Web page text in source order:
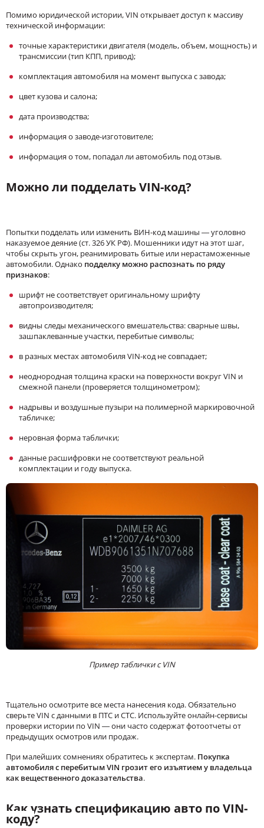
Помимо юридической истории, VIN открывает доступ к массиву
технической информации:
точные характеристики двигателя (модель, объем, мощность) и
трансмиссии (тип КПП, привод);
комплектация автомобиля на момент выпуска с завода;
цвет кузова и салона;
дата производства;
информация о заводе-изготовителе;
информация о том, попадал ли автомобиль под отзыв.
Можно ли подделать VIN-код?
Попытки подделать или изменить ВИН-код машины — уголовно
наказуемое деяние (ст. 326 УК РФ). Мошенники идут на этот шаг,
чтобы скрыть угон, реанимировать битые или нерастаможенные
автомобили. Однако подделку можно распознать по ряду
признаков:
шрифт не соответствует оригинальному шрифту
автопроизводителя;
видны следы механического вмешательства: сварные швы,
зашпаклеванные участки, перебитые символы;
в разных местах автомобиля VIN-код не совпадает;
неоднородная толщина краски на поверхности вокруг VIN и
смежной панели (проверяется толщинометром);
надрывы и воздушные пузыри на полимерной маркировочной
табличке;
неровная форма таблички;
данные расшифровки не соответствуют реальной
комплектации и году выпуска.
Пример таблички с VIN
Тщательно осмотрите все места нанесения кода. Обязательно
сверьте VIN с данными в ПТС и СТС. Используйте онлайн-сервисы
проверки истории по VIN — они часто содержат фотоотчеты от
предыдущих осмотров или продаж.
При малейших сомнениях обратитесь к экспертам. Покупка
автомобиля с перебитым VIN грозит его изъятием у владельца
как вещественного доказательства.
Какузнать спецификацию авто по VIN-
коду?